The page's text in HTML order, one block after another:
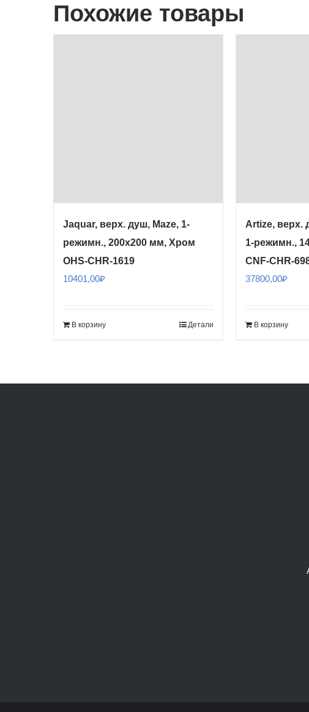
Похожие товары
Jaquar, верх. душ, Maze, 1-
режимн., 200х200 мм, Хром
OHS-CHR-1619
10401,00₽
В корзину Детали
Artize, верх.
1-режимн.,
CNF-CHR-
37800,00₽
В корзину